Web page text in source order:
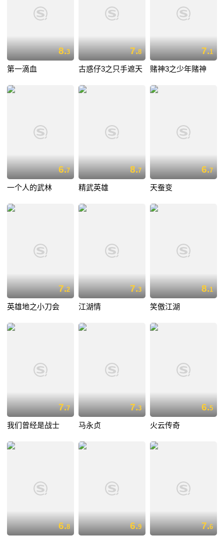
8.3
第一滴血
7.8
古惑仔3之只手遮天
7.1
赌神3之少年赌神
6.7
一个人的武林
8.7
精武英雄
6.7
天蚕变
7.2
英雄地之小刀会
7.3
江湖情
8.1
笑傲江湖
7.7
我们曾经是战士
7.3
马永贞
6.5
火云传奇
6.8 6.9 7.6